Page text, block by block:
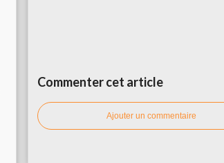
Commenter cet article
Ajouter un commentaire